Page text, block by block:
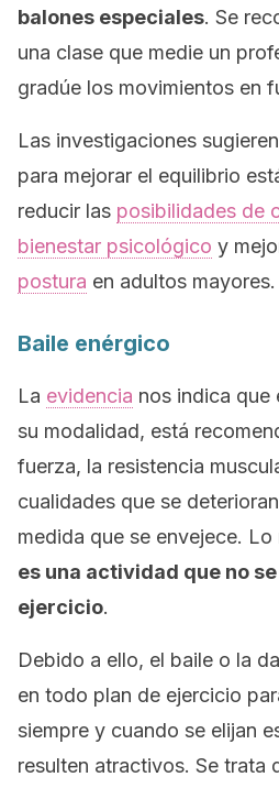
balones especiales. Se
una clase que medie un
gradúe los movimientos en
Las investigaciones
para mejorar el equilibrio
reducir las posibilidades de
bienestar psicológico y
postura en adultos mayores.
Baile enérgico
La evidencia nos indica que
su modalidad, está
fuerza, la resistencia
cualidades que se
medida que se envejece.
es una actividad que no
ejercicio.
Debido a ello, el baile o la
en todo plan de ejercicio
siempre y cuando se elijan
resulten atractivos. Se trata